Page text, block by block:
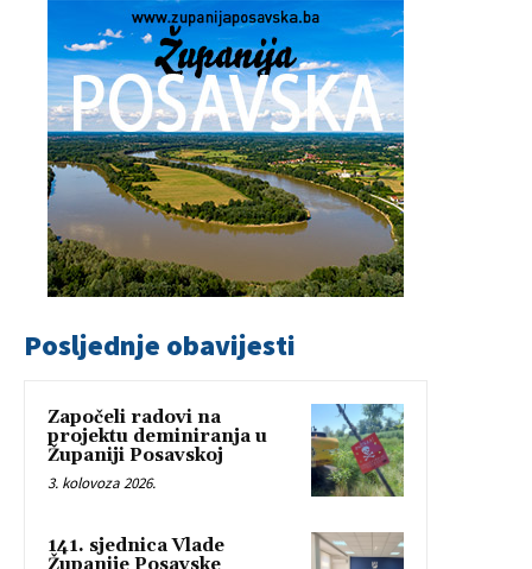
Posljednje obavijesti
Započeli radovi na
projektu deminiranja u
Županiji Posavskoj
3. kolovoza 2026.
141. sjednica Vlade